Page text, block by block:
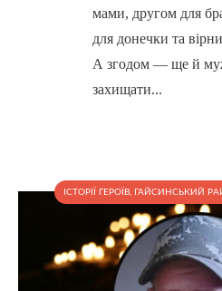
мами, другом для
для донечки та
А згодом — ще й
захищати...
ІСТОРІЇ ГЕРОЇВ, ГАЙСИНСЬКИЙ